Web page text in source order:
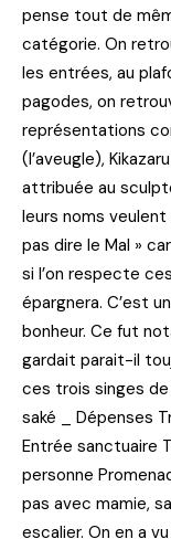
pense tout de
catégorie. On
les entrées, au
pagodes, on
représentations
(l’aveugle),
attribuée au
leurs noms veulent
pas dire le Mal »
si l’on respecte
épargnera. C’est
bonheur. Ce fut
gardait parait-il
ces trois singes de
saké _ Dépenses
Entrée sanctuaire
personne
pas avec mamie,
escalier. On en a